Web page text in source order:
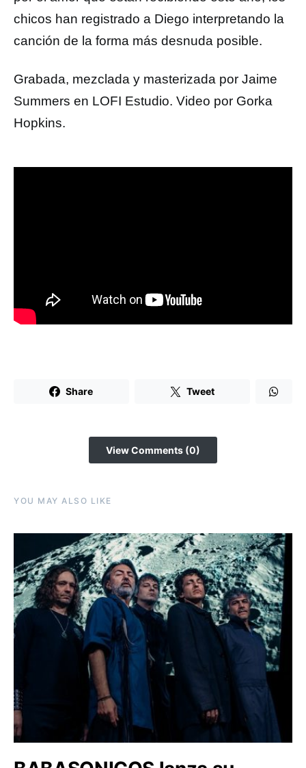
chicos han registrado a Diego interpretando la
canción de la forma más desnuda posible.
Grabada, mezclada y masterizada por Jaime
Summers en LOFI Estudio. Video por Gorka
Hopkins.
Share Tweet
View Comments (0)
YOU MAY ALSO LIKE